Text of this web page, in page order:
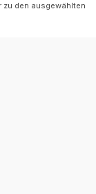
den ausgewählten